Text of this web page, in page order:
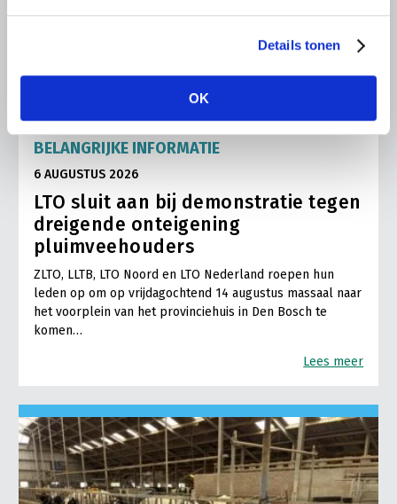
Details tonen
OK
BELANGRIJKE INFORMATIE
6 AUGUSTUS 2026
LTO sluit aan bij demonstratie tegen
dreigende onteigening
pluimveehouders
ZLTO, LLTB, LTO Noord en LTO Nederland roepen hun
leden op om op vrijdagochtend 14 augustus massaal naar
het voorplein van het provinciehuis in Den Bosch te
komen…
Lees meer